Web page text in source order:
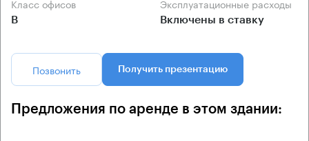
Класс офисов
B
Эксплуатационные расходы
Включены в ставку
Позвонить Получить презентацию
Предложения по аренде в этом здании: